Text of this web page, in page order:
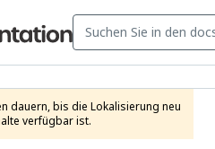
dauern, bis die Lokalisierung neu
verfügbar ist.